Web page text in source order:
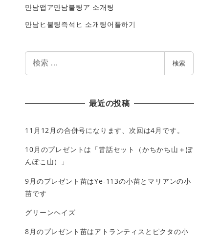
만남앱ア만남불팅ア 소개팅
만남ヒ불팅즉석ヒ 소개팅어플하기
検索
最近の投稿
11月12月の合併号になります、次回は4月です。
10月のプレゼントは「昔話セット（かちかち山＋ぽ
んぽこ山）」
9月のプレゼント苗はYe-113の小苗とマリアンの小
苗です
グリーンヘイズ
8月のプレゼント苗はアトランティスとピクタの小